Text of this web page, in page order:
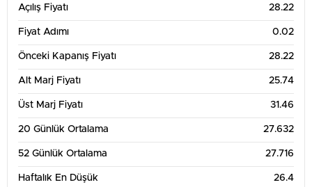
Açılış Fiyatı 28.22
Fiyat Adımı 0.02
Önceki Kapanış Fiyatı 28.22
Alt Marj Fiyatı 25.74
Üst Marj Fiyatı 31.46
20 Günlük Ortalama 27.632
52 Günlük Ortalama 27.716
Haftalık En Düşük 26.4